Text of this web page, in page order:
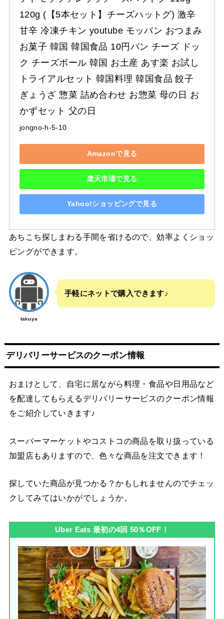
120g (【5本セット】チーズハットグ) 激辛
甘辛 冷凍チキン youtube モッバン おつまみ
お菓子 韓国 韓国食品 10円パン チーズ ドッ
ク チーズボール 韓国 お土産 あす楽 お試し
トライアルセット 韓国料理 韓国食品 餃子
ぎょうざ 惣菜 詰め合わせ お惣菜 母の日 お
かずセット 父の日
jongno-h-5-10
Amazonで見る
楽天市場で見る
Yahoo!ショッピングで見る
あちこち探しまわる手間を省けるので、効率よくショッ
ピングができます。
takuya
手軽にネットで購入できます♪
デリバリーサービスのクーポン情報
おまけとして、自宅に居ながら料理・食品や日用品など
を配達してもらえるデリバリーサービスのクーポン情報
をご紹介していきます♪
スーパーマーケットやコストコの商品を取り扱っている
加盟店もありますので、色々な商品を注文できます！
探していた商品が見つかる？かもしれませんのでチェッ
クしてみてはいかがでしょうか。
Uber Eats 最初の4回 50％OFF！